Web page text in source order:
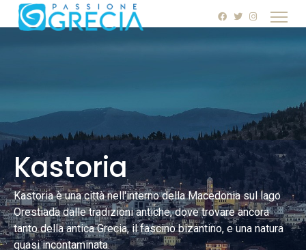
Kastoria
Kastoria è una città nell'interno della Macedonia sul lago
Orestiada dalle tradizioni antiche, dove trovare ancora
tanto della antica Grecia, il fascino bizantino, e una natura
quasi incontaminata.